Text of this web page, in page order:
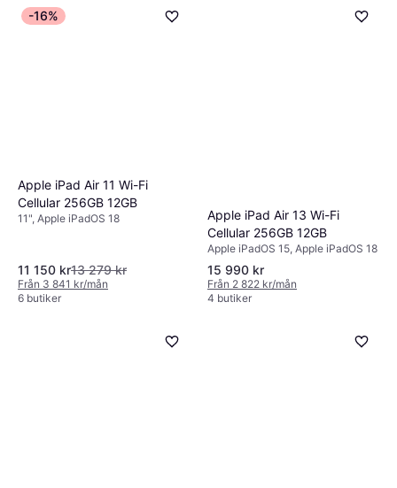
-16%
Apple iPad Air 11 Wi-Fi
Cellular 256GB 12GB
11", Apple iPadOS 18
11 150 kr13 279 kr
Från 3 841 kr/mån
6 butiker
Apple iPad Air 13 Wi-Fi
Cellular 256GB 12GB
Apple iPadOS 15, Apple iPadOS 18
15 990 kr
Från 2 822 kr/mån
4 butiker